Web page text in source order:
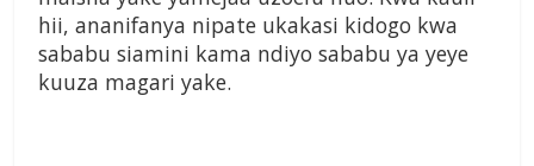
hii, ananifanya nipate ukakasi kidogo kwa
sababu siamini kama ndiyo sababu ya yeye
kuuza magari yake.